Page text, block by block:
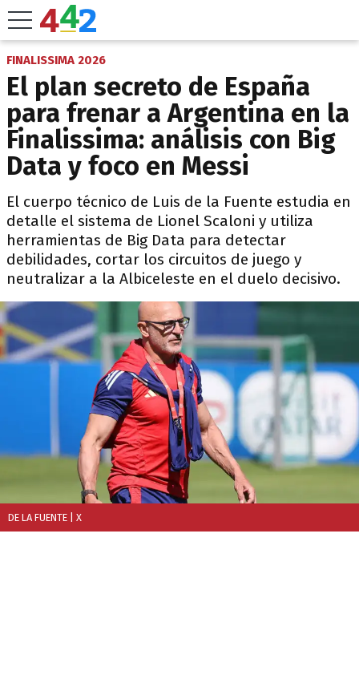
FINALISSIMA 2026
El plan secreto de España
para frenar a Argentina en la
Finalissima: análisis con Big
Data y foco en Messi
El cuerpo técnico de Luis de la Fuente estudia en
detalle el sistema de Lionel Scaloni y utiliza
herramientas de Big Data para detectar
debilidades, cortar los circuitos de juego y
neutralizar a la Albiceleste en el duelo decisivo.
DE LA FUENTE | X